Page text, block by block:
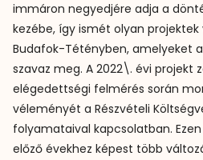
immáron negyedjére adja a
kezébe, így ismét olyan
Budafok-Tétényben, amelyeket
szavaz meg. A 2022\. évi projekt
elégedettségi felmérés során
véleményét a Részvételi
folyamataival kapcsolatban.
előző évekhez képest több